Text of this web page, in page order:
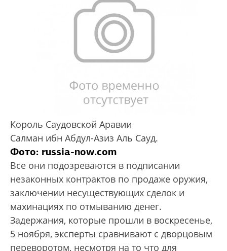
Король Саудовской Аравии
Салман ибн Абдул-Азиз Аль Сауд.
Фото: russia-now.com
Все они подозреваются в подписании
незаконных контрактов по продаже оружия,
заключении несуществующих сделок и
махинациях по отмыванию денег.
Задержания, которые прошли в воскресенье,
5 ноября, эксперты сравнивают с дворцовым
переворотом, несмотря на то что для